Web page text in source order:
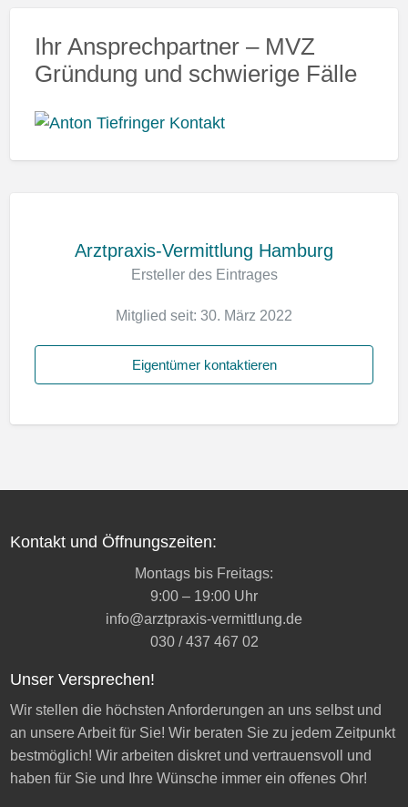
Ihr Ansprechpartner – MVZ
Gründung und schwierige Fälle
Arztpraxis-Vermittlung Hamburg
Ersteller des Eintrages
Mitglied seit: 30. März 2022
Eigentümer kontaktieren
Kontakt und Öffnungszeiten:
Montags bis Freitags:
9:00 – 19:00 Uhr
info@arztpraxis-vermittlung.de
030 / 437 467 02
Unser Versprechen!
Wir stellen die höchsten Anforderungen an uns selbst und
an unsere Arbeit für Sie! Wir beraten Sie zu jedem Zeitpunkt
bestmöglich! Wir arbeiten diskret und vertrauensvoll und
haben für Sie und Ihre Wünsche immer ein offenes Ohr!